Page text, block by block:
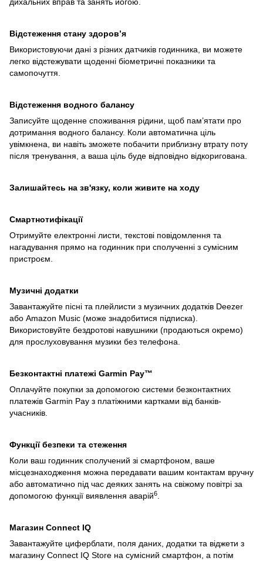
дихальних вправ та занять йогою.
Відстеження стану здоров’я
Використовуючи дані з різних датчиків годинника, ви можете
легко відстежувати щоденні біометричні показники та
самопочуття.
Відстеження водного балансу
Записуйте щоденне споживання рідини, щоб пам’ятати про
дотримання водного балансу. Коли автоматична ціль
увімкнена, ви навіть зможете побачити приблизну втрату поту
після тренування, а ваша ціль буде відповідно відкоригована.
Залишайтесь на зв'язку, коли живите на ходу
Смартнотифікації
Отримуйте електронні листи, текстові повідомлення та
нагадування прямо на годинник при сполученні з сумісним
пристроєм.
Музичні додатки
Завантажуйте пісні та плейлисти з музичних додатків Deezer
або Amazon Music (може знадобитися підписка).
Використовуйте бездротові навушники (продаються окремо)
для прослуховування музики без телефона.
Безконтактні платежі Garmin Pay™
Оплачуйте покупки за допомогою системи безконтактних
платежів Garmin Pay з платіжними картками від банків-
учасників.
Функції безпеки та стеження
Коли ваш годинник сполучений зі смартфоном, ваше
місцезнаходження можна передавати вашим контактам вручну
або автоматично під час деяких занять на свіжому повітрі за
допомогою функції виявлення аварій6.
Магазин Connect IQ
Завантажуйте циферблати, поля даних, додатки та віджети з
магазину Connect IQ Store на сумісний смартфон, а потім